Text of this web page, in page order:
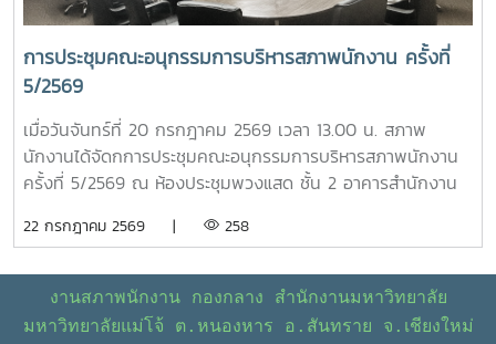
การประชุมคณะอนุกรรมการบริหารสภาพนักงาน ครั้งที่
5/2569
เมื่อวันจันทร์ที่ 20 กรกฎาคม 2569 เวลา 13.00 น. สภาพ
นักงานได้จัดกการประชุมคณะอนุกรรมการบริหารสภาพนักงาน
ครั้งที่ 5/2569 ณ ห้องประชุมพวงแสด ชั้น 2 อาคารสำนักงาน
จริยธรรมของบุคลากรมหาวิทยาลัย ประจำปี 2569 ณ
ข้อบังคับ และระเบียบของมหาวิทยาลัย ข้อเสนอแนะ เรื่อง ปัญหา
รถไฟฟ้าไม่เพียงพอต่อการให้บริการ ข้อเสนอแนะ เรื่อง ปัญหา
22 กรกฎาคม 2569 | 258
งานสภาพนักงาน กองกลาง สำนักงานมหาวิทยาลัย
มหาวิทยาลัยแม่โจ้ ต.หนองหาร อ.สันทราย จ.เชียงใหม่